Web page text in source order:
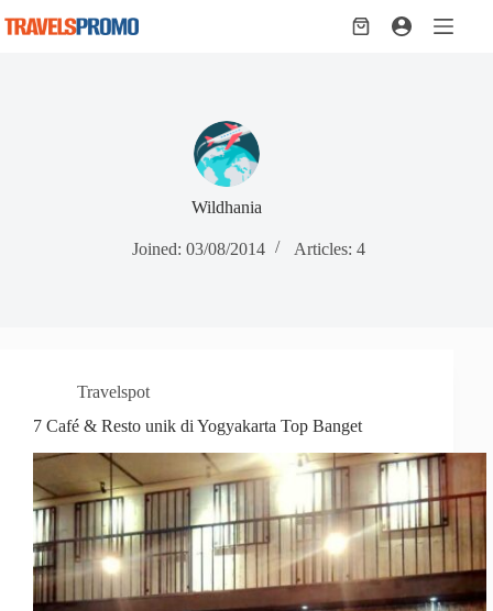
Shopping
Wildhania
Joined: 03/08/2014 Articles: 4
Travelspot
7 Café & Resto unik di Yogyakarta Top Banget